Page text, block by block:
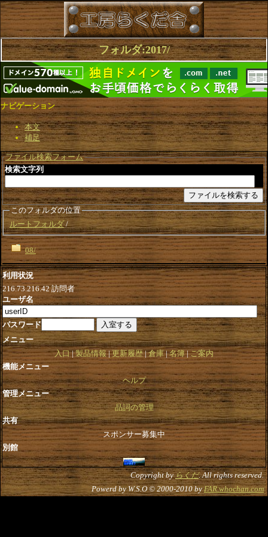
フォルダ:2017/
ナビゲーション
本文
補足
ファイル検索フォーム
検索文字列
このフォルダの位置
ルートフォルダ
08/
利用状況
216.73.216.42訪問者
ユーザ名
パスワード
メニュー
入口 製品情報 更新履歴 倉庫 名簿 ご案内
機能メニュー
ヘルプ
管理メニュー
品詞の管理
共有
スポンサー募集中
別館
Copyright byらくだ. All rights reserved.
Powerd by W.S.O © 2000-2010 byFAR.whochan.com